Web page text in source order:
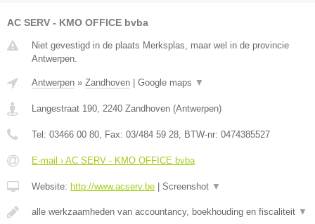
AC SERV - KMO OFFICE bvba
Niet gevestigd in de plaats Merksplas, maar wel in de provincie
Antwerpen.
Antwerpen » Zandhoven Google maps ▼
Langestraat 190, 2240 Zandhoven (Antwerpen)
Tel: 03466 00 80, Fax: 03/484 59 28, BTW-nr: 0474385527
E-mail › AC SERV - KMO OFFICE bvba
Website: http://www.acserv.be Screenshot ▼
alle werkzaamheden van accountancy, boekhouding en fiscaliteit ▼